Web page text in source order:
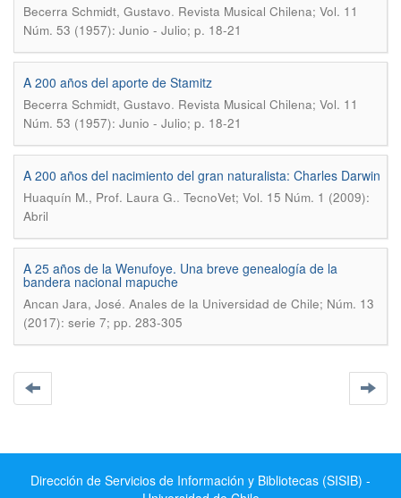
Becerra Schmidt, Gustavo. Revista Musical Chilena; Vol. 11
Núm. 53 (1957): Junio - Julio; p. 18-21
A 200 años del aporte de Stamitz
Becerra Schmidt, Gustavo. Revista Musical Chilena; Vol. 11
Núm. 53 (1957): Junio - Julio; p. 18-21
A 200 años del nacimiento del gran naturalista: Charles Darwin
Huaquín M., Prof. Laura G.. TecnoVet; Vol. 15 Núm. 1 (2009):
Abril
A 25 años de la Wenufoye. Una breve genealogía de la
bandera nacional mapuche
Ancan Jara, José. Anales de la Universidad de Chile; Núm. 13
(2017): serie 7; pp. 283-305
Dirección de Servicios de Información y Bibliotecas (SISIB) -